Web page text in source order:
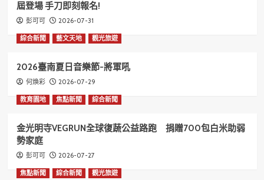
屆登場 手刀即刻報名!
彭可可 2026-07-31
綜合新聞 藝文天地 觀光旅遊
2026臺南夏日音樂節-將軍吼
何煥彩 2026-07-29
教育園地 焦點新聞 綜合新聞
金光明寺VEGRUN全球復蔬公益路跑 捐贈700包白米助弱
勢家庭
彭可可 2026-07-27
焦點新聞 綜合新聞 觀光旅遊